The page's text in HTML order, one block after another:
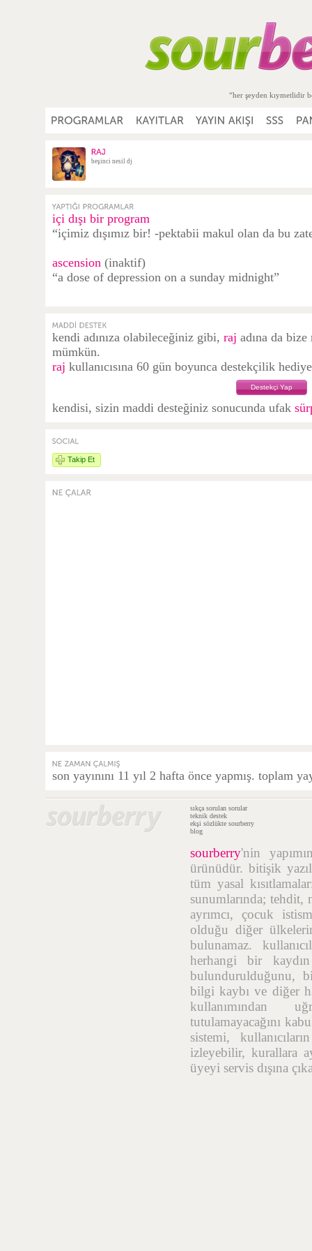
“her şeyden kıymetlidir
beşinci nesil dj
içi dışı bir program
“içimiz dışımız bir! -pektabii makul olan da bu
ascension (inaktif)
“a dose of depression on a sunday midnight”
kendi adınıza olabileceğiniz gibi, raj adına da
mümkün.
raj kullanıcısına 60 gün boyunca destekçilik
Destekçi Yap
kendisi, sizin maddi desteğiniz sonucunda ufak
Takip Et
son yayınını 11 yıl 2 hafta önce yapmış. toplam
sıkça sorulan sorular
teknik destek
ekşi sözlükte sourberry
blog
sourberry'nin
ürünüdür. bitişik
tüm yasal
sunumlarında; tehdit,
ayrımcı, çocuk
olduğu diğer ülkelerin
bulunamaz.
herhangi bir
bulundurulduğunu,
bilgi kaybı ve diğer
kullanımından
tutulamayacağını
sistemi,
izleyebilir, kurallara
üyeyi servis dışına